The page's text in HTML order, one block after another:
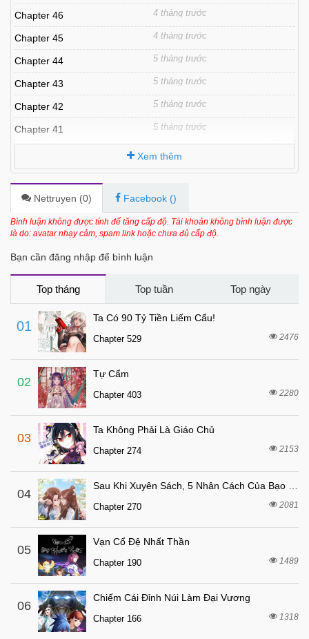
Chapter 46 4 tháng trước
Chapter 45 4 tháng trước
Chapter 44 5 tháng trước
Chapter 43 5 tháng trước
Chapter 42 5 tháng trước
Chapter 41 5 tháng trước
Chapter 39 5 tháng trước
Chapter 38 6 tháng trước
Chapter 37 6 tháng trước
6 tháng trước
Chapter 34 6 tháng trước
Chapter 33
Chapter 32
Chapter 31
Chapter 30
Chapter 29
Chapter 28
Chapter 27
Chapter 26 7 tháng trước
Chapter 25 7 tháng trước
Chapter 24
Chapter 23 7 tháng trước
Chapter 22
Chapter 21 7 tháng trước
Chapter 20
Chapter 19
Xem thêm
Nettruyen (0) Facebook ()
Bình luận không được tính để tăng cấp độ. Tài khoản không bình luận được
là do: avatar nhạy cảm, spam link hoặc chưa đủ cấp độ.
Bạn cần đăng nhập để bình luận
Top tháng Top tuần Top ngày
01
Ta Có 90 Tỷ Tiền Liếm Cẩu!
Chapter 529 2476
02
Tự Cẩm
Chapter 403 2280
03
Ta Không Phải Là Giáo Chủ
Chapter 274 2153
04
Chapter 270 2081
05
Vạn Cổ Đệ Nhất Thần
Chapter 190 1489
06
Chiếm Cái Đỉnh Núi Làm Đại Vương
Chapter 166 1318